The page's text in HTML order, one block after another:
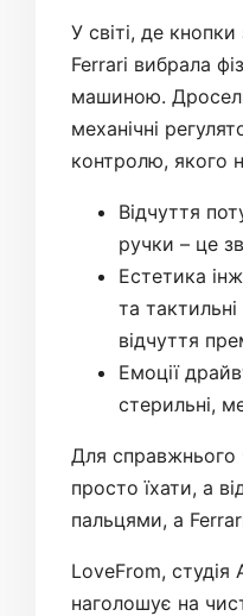
У світі, де
Ferrari вибрала
машиною.
механічні
контролю, якого
Відчуття
ручки – це
Естетика
та
відчуття
Емоції
стерильні,
Для справжнього
просто їхати, а
пальцями, а
LoveFrom,
наголошує на